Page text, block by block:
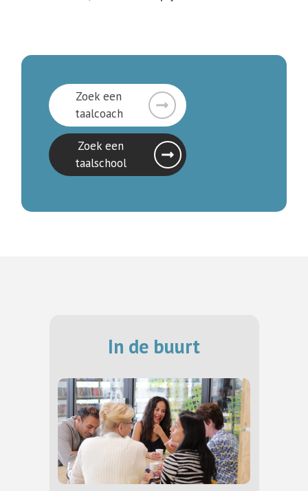
Zoek een
taalcoach
Zoek een
taalschool
In de buurt